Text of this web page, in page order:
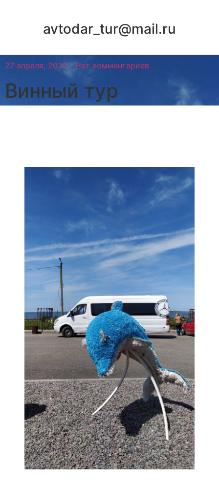
avtodar_tur@mail.ru
27 апреля, 2022 Нет комментариев
Винный тур